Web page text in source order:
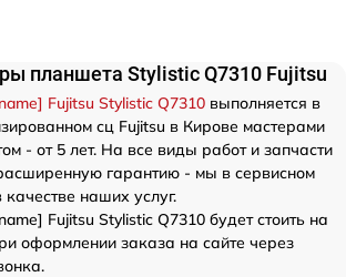
планшета Stylistic Q7310 Fujitsu
Fujitsu Stylistic Q7310 выполняется в
сц Fujitsu в Кирове мастерами
- от 5 лет. На все виды работ и запчасти
гарантию - мы в сервисном
наших услуг.
Fujitsu Stylistic Q7310 будет стоить на
оформлении заказа на сайте через